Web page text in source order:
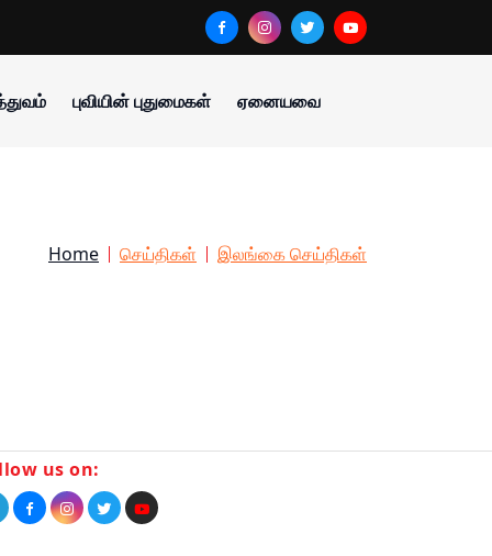
புவியின் புதுமைகள் ஏனையவை
Home செய்திகள் இலங்கை செய்திகள்
us on: